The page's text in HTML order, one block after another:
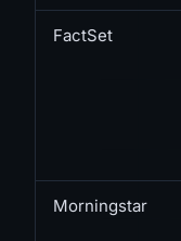
FactSet
Morningstar